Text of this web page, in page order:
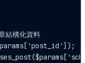
結構化資料